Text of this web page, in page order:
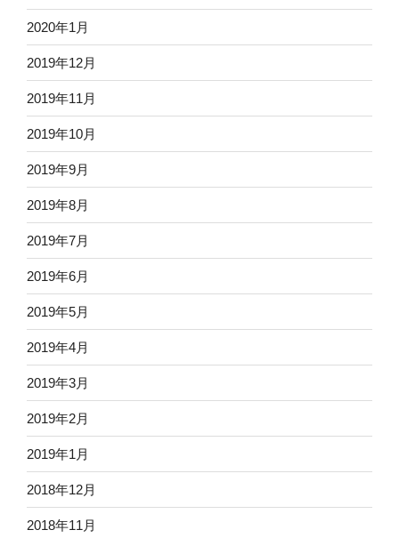
2020年1月
2019年12月
2019年11月
2019年10月
2019年9月
2019年8月
2019年7月
2019年6月
2019年5月
2019年4月
2019年3月
2019年2月
2019年1月
2018年12月
2018年11月